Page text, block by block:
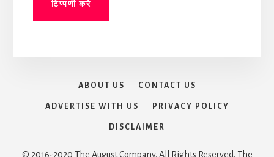
ABOUT US CONTACT US
ADVERTISE WITH US PRIVACY POLICY
DISCLAIMER
© 2016-2020 The August Company. All Rights Reserved. The